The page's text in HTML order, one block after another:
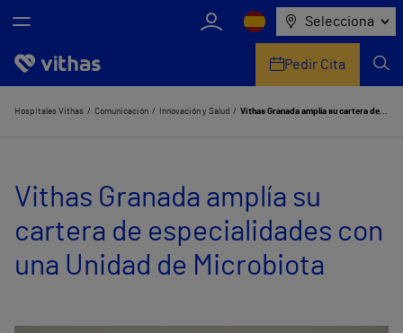
Selecciona
Nosotros
Servicios de salud
Equipo médico y asistencial
Comunicación
Pedir Cita
Hospitales Vithas Comunicación Innovación y Salud Vithas Granada amplía su cartera de especialidades con una Unidad de Microbiota
Vithas Granada amplía su
cartera de especialidades con
una Unidad de Microbiota